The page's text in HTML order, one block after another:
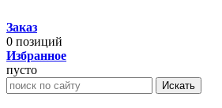
Заказ
0 позиций
Избранное
пусто
Искать